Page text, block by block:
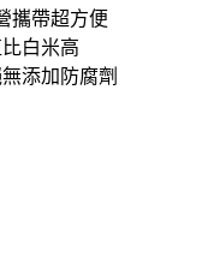
攜帶超方便
白米高
添加防腐劑